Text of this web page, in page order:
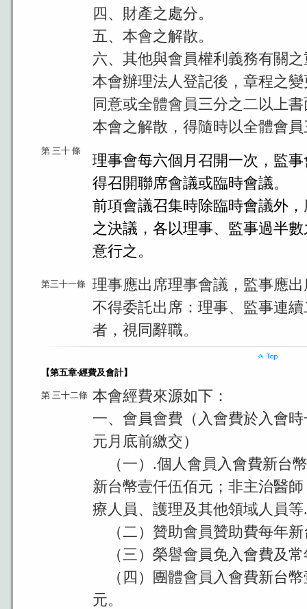
四、財產之處分。
五、本會之解散。
六、其他與會員權利義務有關
本會辦理法人登記後，章程之
同意或全體會員三分之二以上
本會之解散，得隨時以全體會
第 三十 條
理事會每六個月召開一次，監
得召開聯席會議或臨時會議。
前項會議召集時除臨時會議外
之決議，各以理事、監事過半
意行之。
第三十一條
理事應出席理事會議，監事應
不得委託出席：理事、監事連
者，視同辭職。
【第五章‧經費及會計】
第 三十二條 本會經費來源如下：
一、會員會費（入會費於入會
元月底前繳交）
（一）.個人會員入會費新台
新台幣壹仟伍佰元；非主
療人員、護理及其他領域人員
（二）贊助會員贊助費每年新
（三）榮譽會員免入會費及常
（四）團體會員入會費新台
元。